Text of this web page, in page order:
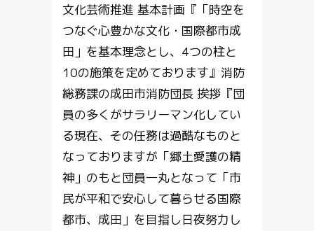
文化芸術推進 基本計画『「時空を
つなぐ心豊かな文化・国際都市成
田」を基本理念とし、4つの柱と
10の施策を定めております』消防
総務課の成田市消防団長 挨拶『団
員の多くがサラリーマン化してい
る現在、その任務は過酷なものと
なっておりますが「郷土愛護の精
神」のもと団員一丸となって「市
民が平和で安心して暮らせる国際
都市、成田」を目指し日夜努力し